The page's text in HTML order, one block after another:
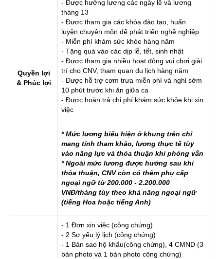
Quyền lợi
& Phúc lợi
- Được hưởng lương các ngày lễ và lương
tháng 13
- Được tham gia các khóa đào tạo, huấn
luyện chuyên môn để phát triển nghề nghiệp
- Miễn phí khám sức khỏe hàng năm
- Tặng quà vào các dịp lễ, tết, sinh nhật
- Được tham gia nhiều hoạt động vui chơi giải
trí cho CNV, tham quan du lịch hàng năm
- Được hỗ trợ cơm trưa miễn phí và nghỉ sớm
10 phút trước khi ăn giữa ca
- Được hoàn trả chi phí khám sức khỏe khi xin
việc
* Mức lương biểu hiện ở khung trên chỉ
mang tính tham khảo, lương thực tế tùy
vào năng lực và thỏa thuận khi phỏng vấn
* Ngoài mức lương được hưởng sau khi
thỏa thuận, CNV còn có thêm phụ cấp
ngoại ngữ từ 200.000 - 2.200.000
VNĐ/tháng tùy theo khả năng ngoại ngữ
(tiếng Hoa hoặc tiếng Anh)
- 1 Đơn xin việc (công chứng)
- 2 Sơ yếu lý lịch (công chứng)
- 1 Bản sao hộ khẩu(công chứng), 4 CMND (3
bản photo và 1 bản photo công chứng)